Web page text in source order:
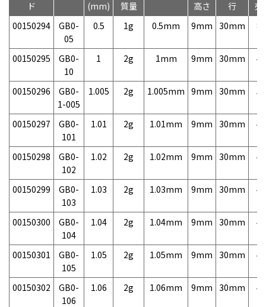
ド
(mm)
質量
高さ
行
売
00150294
GB0-
05
0.5 1g 0.5mm 9mm 30mm
00150295
GB0-
10
1 2g 1mm 9mm 30mm
00150296
GB0-
1-005
1.005 2g 1.005mm 9mm 30mm
00150297
GB0-
101
1.01 2g 1.01mm 9mm 30mm
00150298
GB0-
102
1.02 2g 1.02mm 9mm 30mm
00150299
GB0-
103
1.03 2g 1.03mm 9mm 30mm
00150300
GB0-
104
1.04 2g 1.04mm 9mm 30mm
00150301
GB0-
105
1.05 2g 1.05mm 9mm 30mm
00150302
GB0-
106
1.06 2g 1.06mm 9mm 30mm